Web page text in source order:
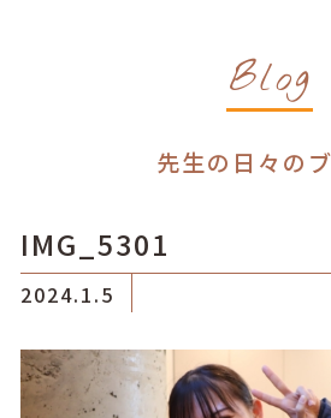
Blog
先生の日々の
IMG_5301
2024.1.5